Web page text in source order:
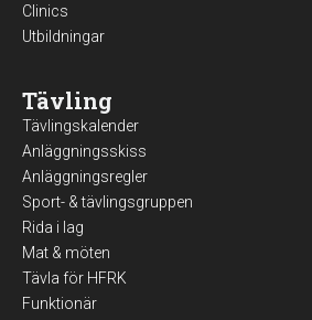
Clinics
Utbildningar
Tävling
Tävlingskalender
Anläggningsskiss
Anläggningsregler
Sport- & tävlingsgruppen
Rida i lag
Mat & möten
Tävla för HFRK
Funktionär